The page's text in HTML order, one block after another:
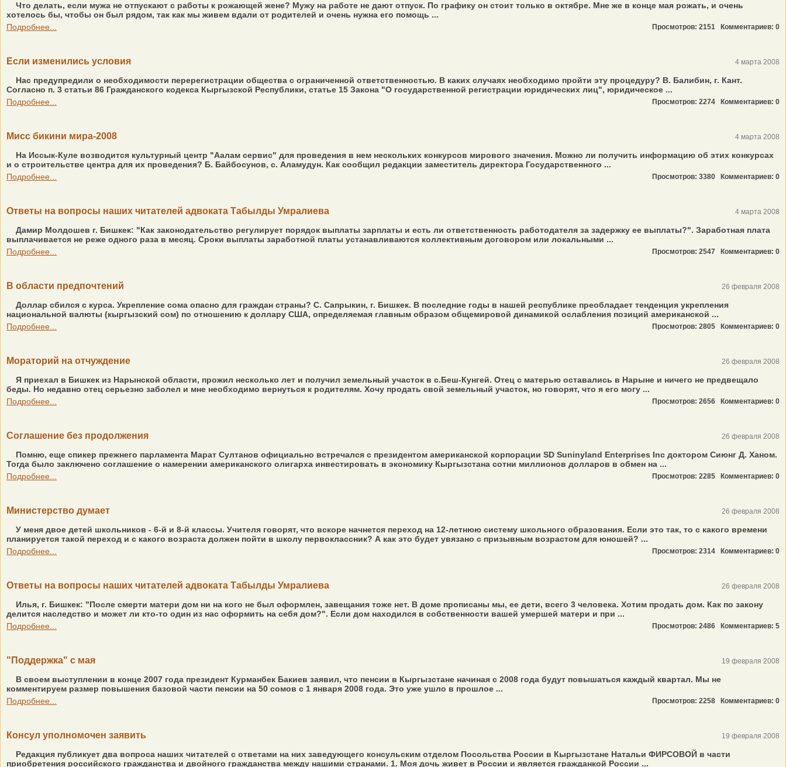
Что делать, если мужа не отпускают с работы к рожающей жене? Мужу на работе не дают отпуск. По графику он стоит только в октябре. Мне же в конце мая рожать, и очень
хотелось бы, чтобы он был рядом, так как мы живем вдали от родителей и очень нужна его помощь ...
Подробнее...
Просмотров: 2151 Комментариев: 0
Если изменились условия 4 марта 2008
Нас предупредили о необходимости перерегистрации общества с ограниченной ответственностью. В каких случаях необходимо пройти эту процедуру? В. Балибин, г. Кант.
Согласно п. 3 статьи 86 Гражданского кодекса Кыргызской Республики, статье 15 Закона "О государственной регистрации юридических лиц", юридическое ...
Подробнее...
Просмотров: 2274 Комментариев: 0
Мисс бикини мира-2008 4 марта 2008
На Иссык-Куле возводится культурный центр "Аалам сервис" для проведения в нем нескольких конкурсов мирового значения. Можно ли получить информацию об этих конкурсах
и о строительстве центра для их проведения? Б. Байбосунов, с. Аламудун. Как сообщил редакции заместитель директора Государственного ...
Подробнее...
Просмотров: 3380 Комментариев: 0
Ответы на вопросы наших читателей адвоката Табылды Умралиева 4 марта 2008
Дамир Молдошев г. Бишкек: "Как законодательство регулирует порядок выплаты зарплаты и есть ли ответственность работодателя за задержку ее выплаты?". Заработная плата
выплачивается не реже одного раза в месяц. Сроки выплаты заработной платы устанавливаются коллективным договором или локальными ...
Подробнее...
Просмотров: 2547 Комментариев: 0
В области предпочтений 26 февраля 2008
Доллар сбился с курса. Укрепление сома опасно для граждан страны? С. Сапрыкин, г. Бишкек. В последние годы в нашей республике преобладает тенденция укрепления
национальной валюты (кыргызский сом) по отношению к доллару США, определяемая главным образом общемировой динамикой ослабления позиций американской ...
Подробнее...
Просмотров: 2805 Комментариев: 0
Мораторий на отчуждение 26 февраля 2008
Я приехал в Бишкек из Нарынской области, прожил несколько лет и получил земельный участок в с.Беш-Кунгей. Отец с матерью оставались в Нарыне и ничего не предвещало
беды. Но недавно отец серьезно заболел и мне необходимо вернуться к родителям. Хочу продать свой земельный участок, но говорят, что я его могу ...
Подробнее...
Просмотров: 2656 Комментариев: 0
Соглашение без продолжения 26 февраля 2008
Помню, еще спикер прежнего парламента Марат Султанов официально встречался с президентом американской корпорации SD Suninyland Enterprises Inc доктором Сиюнг Д. Ханом.
Тогда было заключено соглашение о намерении американского олигарха инвестировать в экономику Кыргызстана сотни миллионов долларов в обмен на ...
Подробнее...
Просмотров: 2285 Комментариев: 0
Министерство думает 26 февраля 2008
У меня двое детей школьников - 6-й и 8-й классы. Учителя говорят, что вскоре начнется переход на 12-летнюю систему школьного образования. Если это так, то с какого времени
планируется такой переход и с какого возраста должен пойти в школу первоклассник? А как это будет увязано с призывным возрастом для юношей? ...
Подробнее...
Просмотров: 2314 Комментариев: 0
Ответы на вопросы наших читателей адвоката Табылды Умралиева 26 февраля 2008
Илья, г. Бишкек: "После смерти матери дом ни на кого не был оформлен, завещания тоже нет. В доме прописаны мы, ее дети, всего 3 человека. Хотим продать дом. Как по закону
делится наследство и может ли кто-то один из нас оформить на себя дом?". Если дом находился в собственности вашей умершей матери и при ...
Подробнее...
Просмотров: 2486 Комментариев: 5
"Поддержка" с мая 19 февраля 2008
В своем выступлении в конце 2007 года президент Курманбек Бакиев заявил, что пенсии в Кыргызстане начиная с 2008 года будут повышаться каждый квартал. Мы не
комментируем размер повышения базовой части пенсии на 50 сомов с 1 января 2008 года. Это уже ушло в прошлое ...
Подробнее...
Просмотров: 2258 Комментариев: 0
Консул уполномочен заявить 19 февраля 2008
Редакция публикует два вопроса наших читателей с ответами на них заведующего консульским отделом Посольства России в Кыргызстане Натальи ФИРСОВОЙ в части
приобретения российского гражданства и двойного гражданства между нашими странами. 1. Моя дочь живет в России и является гражданкой России ...